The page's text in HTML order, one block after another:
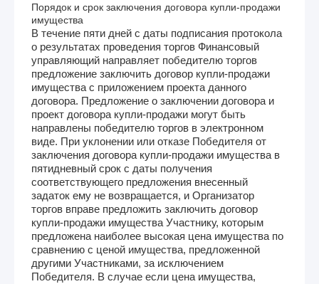
Порядок и срок заключения договора купли-продажи
имущества
В течение пяти дней с даты подписания протокола
о результатах проведения торгов Финансовый
управляющий направляет победителю торгов
предложение заключить договор купли-продажи
имущества с приложением проекта данного
договора. Предложение о заключении договора и
проект договора купли-продажи могут быть
направлены победителю торгов в электронном
виде. При уклонении или отказе Победителя от
заключения договора купли-продажи имущества в
пятидневный срок с даты получения
соответствующего предложения внесенный
задаток ему не возвращается, и Организатор
торгов вправе предложить заключить договор
купли-продажи имущества Участнику, которым
предложена наиболее высокая цена имущества по
сравнению с ценой имущества, предложенной
другими Участниками, за исключением
Победителя. В случае если цена имущества,